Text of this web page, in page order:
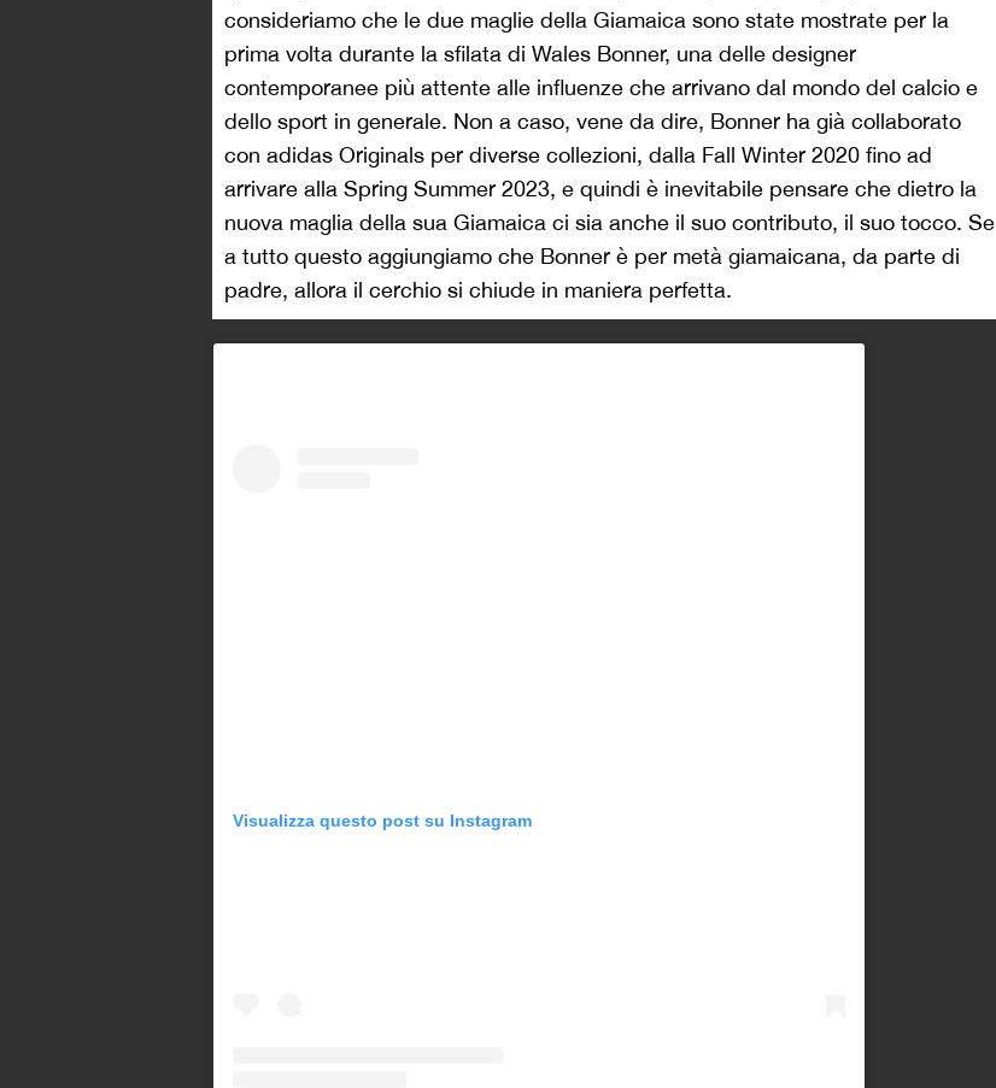
consideriamo che le due maglie della Giamaica sono state mostrate per la
prima volta durante la sfilata di Wales Bonner, una delle designer
contemporanee più attente alle influenze che arrivano dal mondo del calcio e
dello sport in generale. Non a caso, vene da dire, Bonner ha già collaborato
con adidas Originals per diverse collezioni, dalla Fall Winter 2020 fino ad
arrivare alla Spring Summer 2023, e quindi è inevitabile pensare che dietro la
nuova maglia della sua Giamaica ci sia anche il suo contributo, il suo tocco. Se
a tutto questo aggiungiamo che Bonner è per metà giamaicana, da parte di
padre, allora il cerchio si chiude in maniera perfetta.
Visualizza questo post su Instagram